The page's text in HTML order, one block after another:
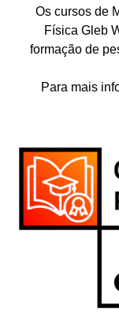
Os cursos de
Física Gleb
formação de
Para mais